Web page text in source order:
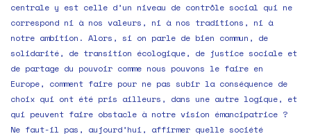
centrale y est celle d’un niveau de contrôle social qui ne
correspond ni à nos valeurs, ni à nos traditions, ni à
notre ambition. Alors, si on parle de bien commun, de
solidarité, de transition écologique, de justice sociale et
de partage du pouvoir comme nous pouvons le faire en
Europe, comment faire pour ne pas subir la conséquence de
choix qui ont été pris ailleurs, dans une autre logique, et
qui peuvent faire obstacle à notre vision émancipatrice ?
Ne faut-il pas, aujourd’hui, affirmer quelle société